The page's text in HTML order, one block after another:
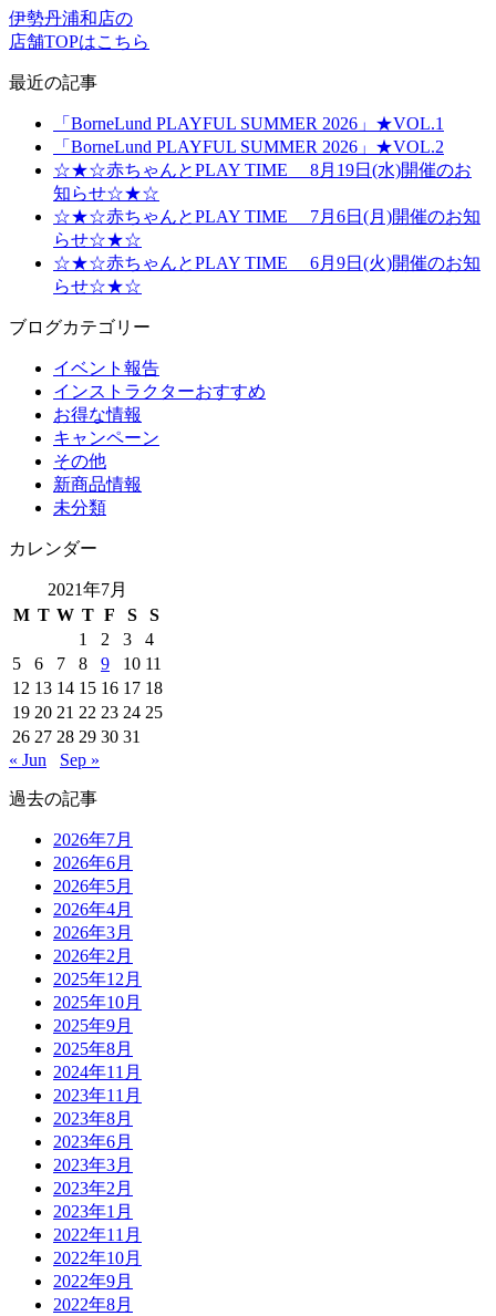
伊勢丹浦和店の
店舗TOPはこちら
最近の記事
「BorneLund PLAYFUL SUMMER 2026」★VOL.1
「BorneLund PLAYFUL SUMMER 2026」★VOL.2
☆★☆赤ちゃんとPLAY TIME 8月19日(水)開催のお
知らせ☆★☆
☆★☆赤ちゃんとPLAY TIME 7月6日(月)開催のお知
らせ☆★☆
☆★☆赤ちゃんとPLAY TIME 6月9日(火)開催のお知
らせ☆★☆
ブログカテゴリー
イベント報告
インストラクターおすすめ
お得な情報
キャンペーン
その他
新商品情報
未分類
カレンダー
2021年7月
M T W T F S
S
1
2 3
4
5
6 7 8 9 10 11
12 13 14 15 16 17 18
19 20 21 22 23 24 25
26 27 28 29 30 31
« Jun
Sep »
過去の記事
2026年7月
2026年6月
2026年5月
2026年4月
2026年3月
2026年2月
2025年12月
2025年10月
2025年9月
2025年8月
2024年11月
2023年11月
2023年8月
2023年6月
2023年3月
2023年2月
2023年1月
2022年11月
2022年10月
2022年9月
2022年8月